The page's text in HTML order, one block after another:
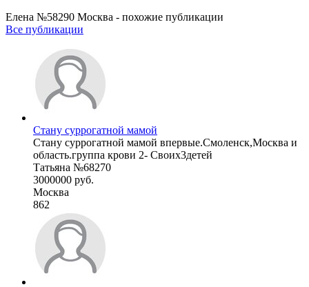
Елена №58290 Москва - похожие публикации
Все публикации
Стану суррогатной мамой
Стану суррогатной мамой впервые.Смоленск,Москва и
область.группа крови 2- Своих3детей
Татьяна №68270
3000000 руб.
Москва
862